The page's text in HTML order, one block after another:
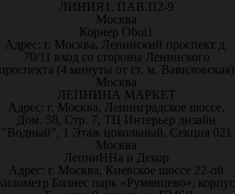
ЛИНИЯ1, ПАВ.П2-9
Москва
Корнер Oboi1
Адрес: г. Москва, Ленинский проспект д.
70/11 вход со стороны Ленинского
(4 минуты от ст. м. Вавиловская)
Москва
ЛЕПНИНА МАРКЕТ
Адрес: г. Москва, Ленинградское шоссе,
Дом. 58, Стр. 7, ТЦ Интерьер дизайн
"Водный", 1 Этаж цокольный, Секция 021
Москва
ЛепниННа и Декор
Адрес: г. Москва, Киевское шоссе 22-ой
Бизнес парк «Румянцево», корпус